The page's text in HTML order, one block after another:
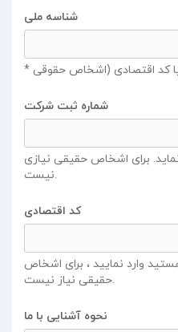
شناسه ملی
شماره ثبت شرکت
برای اشخاص حقیقی نیازی
نیست.
کد اقتصادی
وارد نمایید ، برای اشخاص
حقیقی نیاز نیست.
نحوه آشنایی با ما